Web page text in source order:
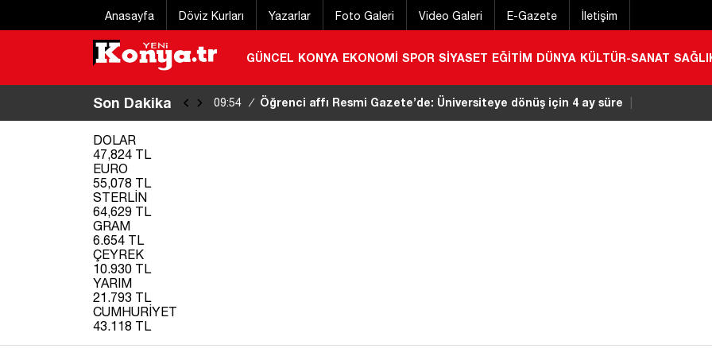
Anasayfa Döviz Kurları Yazarlar Foto Galeri Video Galeri E-Gazete İletişim
GÜNCEL KONYA EKONOMİ SPOR SİYASET EĞİTİM DÜNYA KÜLTÜR-SANAT
Son Dakika 09:49 / Konya’da korkutan kaza! İki otomobil çarpıştı: 2 yaralı |
DOLAR
47,824 TL
EURO
55,078 TL
STERLİN
64,629 TL
GRAM
6.654 TL
ÇEYREK
10.930 TL
YARIM
21.793 TL
CUMHURİYET
43.118 TL